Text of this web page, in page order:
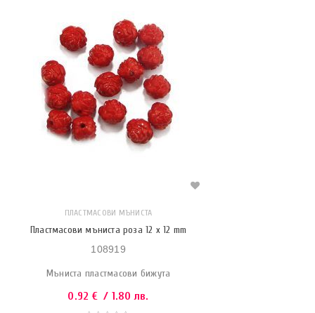
ПЛАСТМАСОВИ МЪНИСТА
Пластмасови мъниста роза 12 x 12 mm
108919
Мъниста пластмасови бижута
0.92 € / 1.80 лв.